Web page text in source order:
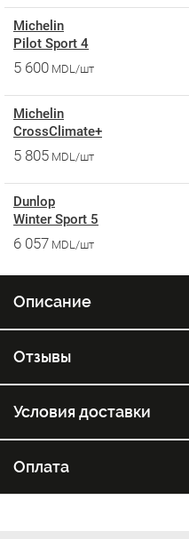
Michelin
Pilot Sport 4
5 600 MDL/шт
Michelin
CrossClimate+
5 805 MDL/шт
Dunlop
Winter Sport 5
6 057 MDL/шт
Описание
Отзывы
Условия доставки
Оплата